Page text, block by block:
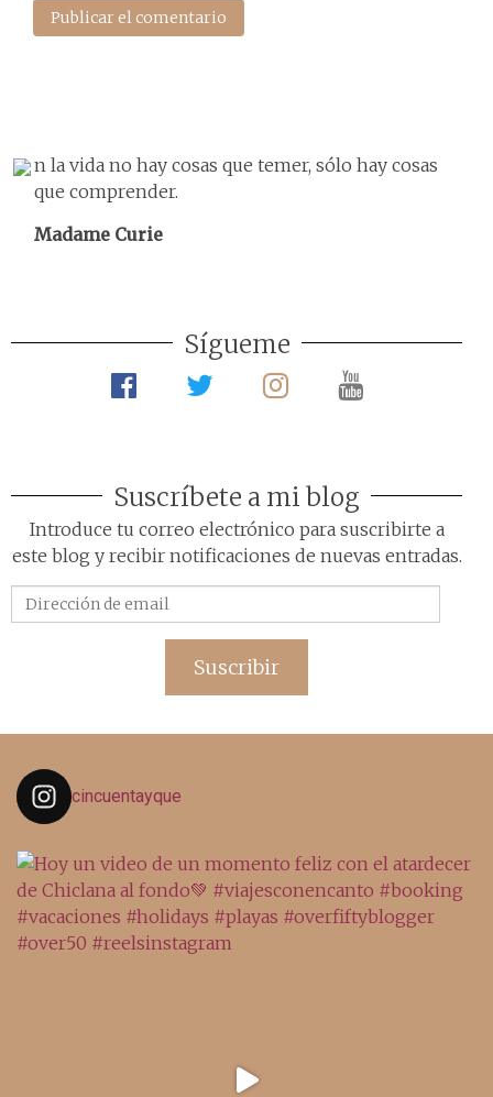
n la vida no hay cosas que temer, sólo hay cosas
que comprender.
Madame Curie
Sígueme
Suscríbete a mi blog
Introduce tu correo electrónico para suscribirte a
este blog y recibir notificaciones de nuevas entradas.
de
Suscribir
cincuentayque